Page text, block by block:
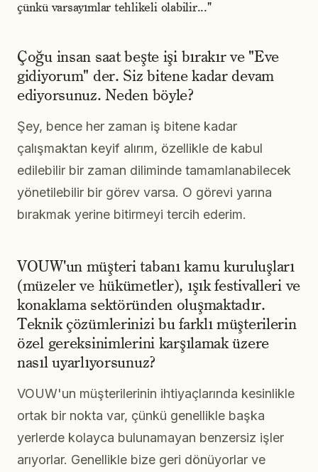
çünkü varsayımlar tehlikeli olabilir..."
Çoğu insan saat beşte işi bırakır ve "Eve
gidiyorum" der. Siz bitene kadar devam
ediyorsunuz. Neden böyle?
Şey, bence her zaman iş bitene kadar
çalışmaktan keyif alırım, özellikle de kabul
edilebilir bir zaman diliminde tamamlanabilecek
yönetilebilir bir görev varsa. O görevi yarına
bırakmak yerine bitirmeyi tercih ederim.
VOUW'un müşteri tabanı kamu kuruluşları
(müzeler ve hükümetler), ışık festivalleri ve
konaklama sektöründen oluşmaktadır.
Teknik çözümlerinizi bu farklı müşterilerin
özel gereksinimlerini karşılamak üzere
nasıl uyarlıyorsunuz?
VOUW'un müşterilerinin ihtiyaçlarında kesinlikle
ortak bir nokta var, çünkü genellikle başka
yerlerde kolayca bulunamayan benzersiz işler
arıyorlar. Genellikle bize geri dönüyorlar ve